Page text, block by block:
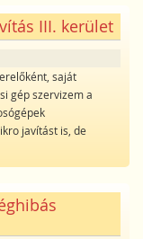
III. kerület
saját
gép szervizem a
javítást is, de